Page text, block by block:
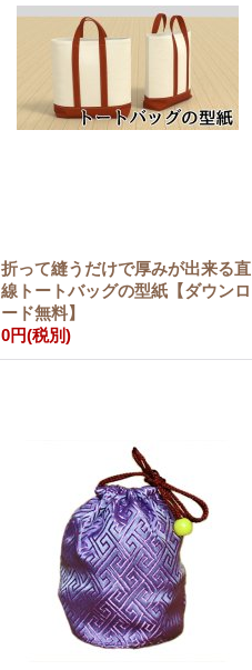
折って縫うだけで厚みが出来る直
線トートバッグの型紙【ダウンロ
ード無料】
0円(税別)